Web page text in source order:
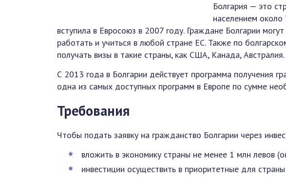
Болгария — это
населением
вступила в Евросоюз в 2007 году. Граждане Болгарии
работать и учиться в любой стране ЕС. Также по
получать визы в такие страны, как США, Канада, Австралия.
С 2013 года в Болгарии действует программа получения
одна из самых доступных программ в Европе по сумме
Требования
Чтобы подать заявку на гражданство Болгарии через
вложить в экономику страны не менее 1 млн левов
инвестиции осуществить в приоритетные для